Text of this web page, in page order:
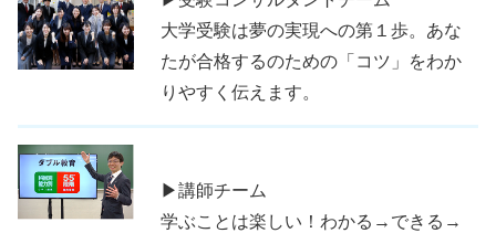
大学受験は夢の実現への第１歩。あな
たが合格するのための「コツ」をわか
りやすく伝えます。
▶講師チーム
学ぶことは楽しい！わかる→できる→